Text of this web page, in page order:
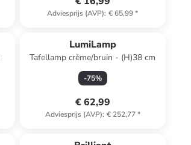
Adviesprijs (AVP): € 65,99*
LumiLamp
Tafellamp crème/bruin - (H)38 cm
-75%
€ 62,99
Adviesprijs (AVP): € 252,77*